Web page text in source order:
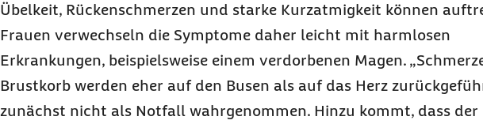
Übelkeit, Rückenschmerzen und starke Kurzatmigkeit können
Frauen verwechseln die Symptome daher leicht mit harmlosen
Erkrankungen, beispielsweise einem verdorbenen Magen.
Brustkorb werden eher auf den Busen als auf das Herz
zunächst nicht als Notfall wahrgenommen. Hinzu kommt, dass der